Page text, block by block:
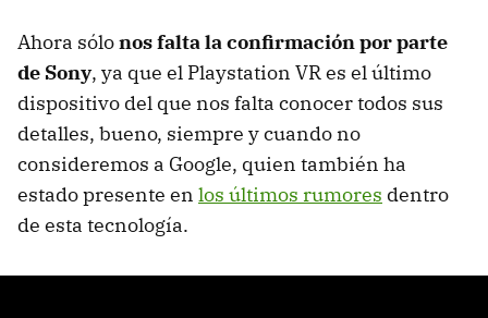
Ahora sólonos falta la confirmación por parte
de Sony, ya que el Playstation VR es el último
dispositivo del que nos falta conocer todos sus
detalles, bueno, siempre y cuando no
consideremos a Google, quien también ha
estado presente en los últimos rumores dentro
de esta tecnología.